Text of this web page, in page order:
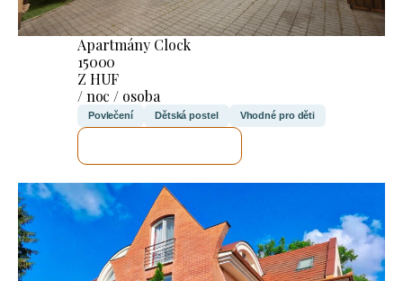
Apartmány Clock
15000
Z HUF
/ noc / osoba
Povlečení Dětská postel Vhodné pro děti